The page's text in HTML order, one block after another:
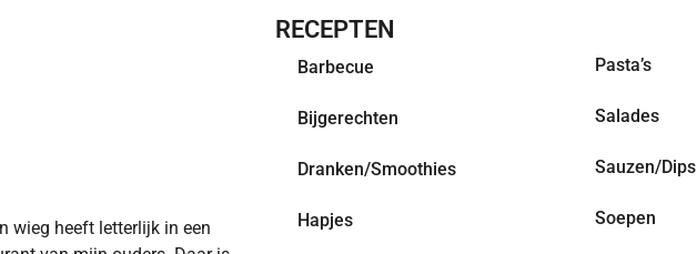
wieg heeft letterlijk in een
RECEPTEN
Barbecue
Bijgerechten
Dranken/Smoothies
Hapjes
Pasta’s
Salades
Sauzen/Dips
Soepen